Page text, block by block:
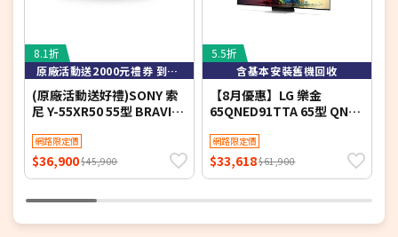
8.1折
原廠活動送2000元禮券 到8/9止
(原廠活動送好禮)SONY 索
尼 Y-55XR50 55型 BRAVIA
器
網路限定價
$36,900$45,900
5.5折
含基本安裝舊機回收
【8月優惠】LG 樂金
65QNED91TTA 65型 QNED
網路限定價
$33,618$61,900